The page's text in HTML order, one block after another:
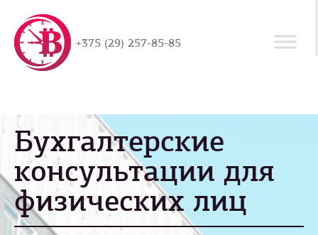
+375 (29) 257-85-85
Бухгалтерские
консультации для
физических лиц